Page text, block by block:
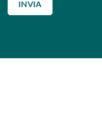
INVIA